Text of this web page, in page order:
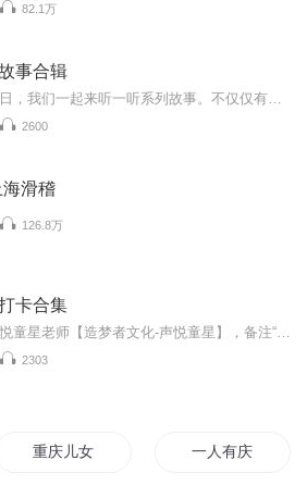
82.1万
事合辑
2600
海滑稽
126.8万
卡合集
2303
重庆儿女 一人有庆